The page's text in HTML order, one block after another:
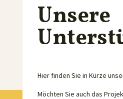
Unsere
Hier finden Sie in Kürze
Möchten Sie auch das